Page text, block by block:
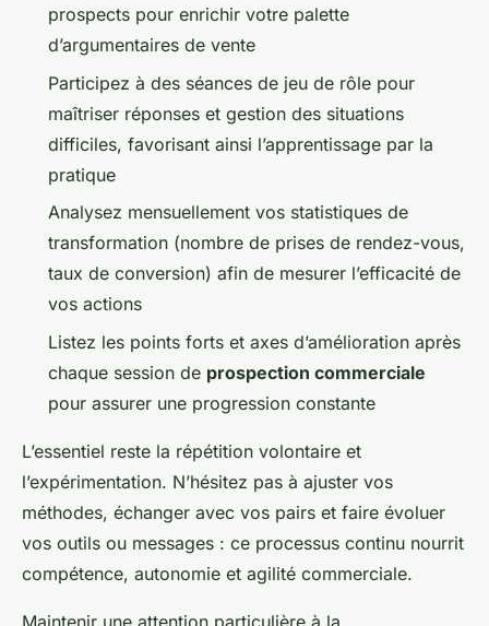
prospects pour enrichir votre palette
d’argumentaires de vente
Participez à des séances de jeu de rôle pour
maîtriser réponses et gestion des situations
difficiles, favorisant ainsi l’apprentissage par la
pratique
Analysez mensuellement vos statistiques de
transformation (nombre de prises de rendez-vous,
taux de conversion) afin de mesurer l’efficacité de
vos actions
Listez les points forts et axes d’amélioration après
chaque session de prospection commerciale
pour assurer une progression constante
L’essentiel reste la répétition volontaire et
l’expérimentation. N’hésitez pas à ajuster vos
méthodes, échanger avec vos pairs et faire évoluer
vos outils ou messages : ce processus continu nourrit
compétence, autonomie et agilité commerciale.
Maintenir une attention particulière à la